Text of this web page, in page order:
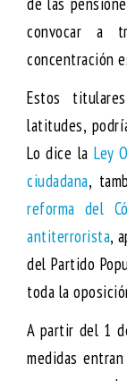
convocar a
concentración
Estos
latitudes,
Lo dice laLey
ciudadana,
reforma del
antiterrorista,
del Partido
toda la
A partir del 1
medidas